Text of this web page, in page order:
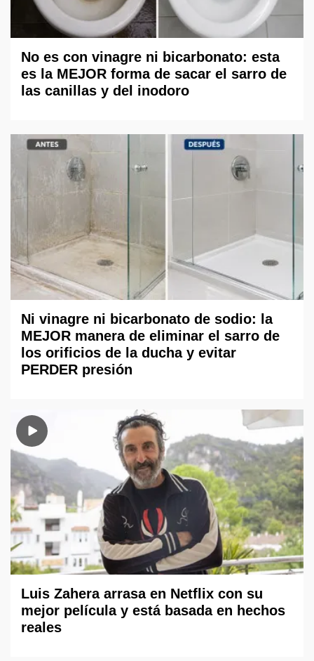
No es con vinagre ni bicarbonato: esta
es la MEJOR forma de sacar el sarro de
las canillas y del inodoro
Ni vinagre ni bicarbonato de sodio: la
MEJOR manera de eliminar el sarro de
los orificios de la ducha y evitar
PERDER presión
Luis Zahera arrasa en Netflix con su
mejor película y está basada en hechos
reales